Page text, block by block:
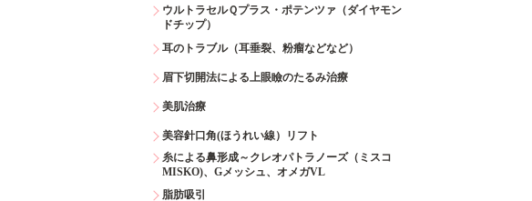
ウルトラセルＱプラス・ポテンツァ（ダイヤモン
ドチップ）
耳のトラブル（耳垂裂、粉瘤などなど）
眉下切開法による上眼瞼のたるみ治療
美肌治療
美容針口角(ほうれい線）リフト
糸による鼻形成～クレオパトラノーズ（ミスコ
MISKO)、Gメッシュ、オメガVL
脂肪吸引